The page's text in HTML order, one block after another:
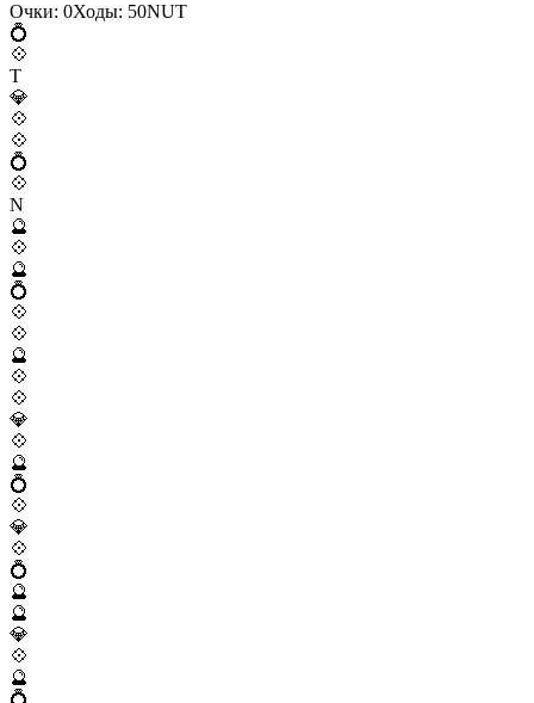
Очки: 0Ходы: 50NUT
💍
💠
T
💎
💠
💠
💍
💠
N
🔮
💠
🔮
💍
💠
💠
🔮
💠
💠
💎
💠
🔮
💍
💠
💎
💠
💍
🔮
🔮
💎
💠
🔮